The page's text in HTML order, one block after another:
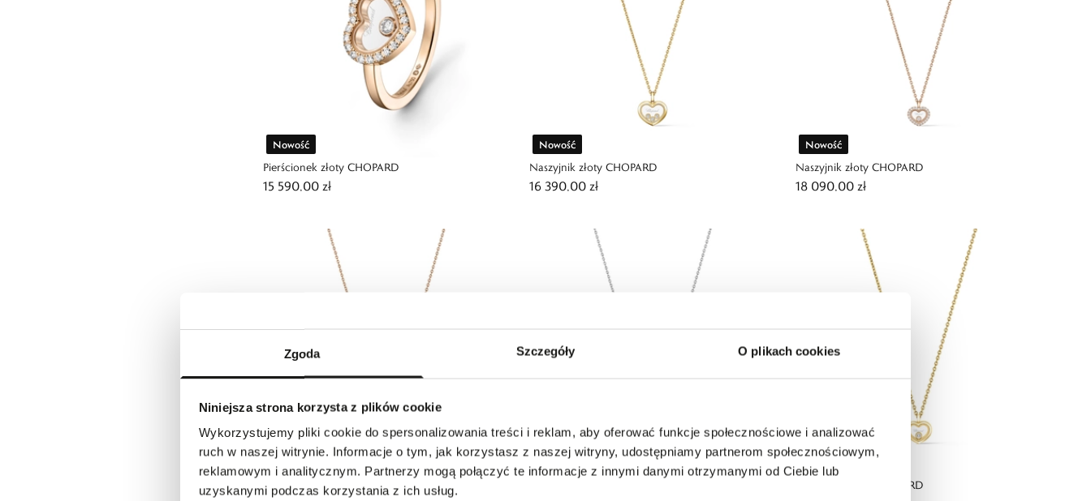
Zgoda Szczegóły O plikach cookies
Niniejsza strona korzysta z plików cookie
Wykorzystujemy pliki cookie do spersonalizowania treści i reklam, aby oferować funkcje społecznościowe i analizować
ruch w naszej witrynie. Informacje o tym, jak korzystasz z naszej witryny, udostępniamy partnerom społecznościowym,
reklamowym i analitycznym. Partnerzy mogą połączyć te informacje z innymi danymi otrzymanymi od Ciebie lub
uzyskanymi podczas korzystania z ich usług.
Nowość
Pierścionek złoty CHOPARD
15 590,00 zł
Nowość
Naszyjnik złoty CHOPARD
16 390,00 zł
Nowość
Naszyjnik złoty CHOPARD
18 090,00 zł
Nowość
Naszyjnik złoty CHOPARD
Nowość
Naszyjnik złoty CHOPARD